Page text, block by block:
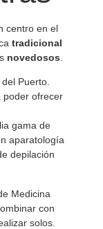
centro en el
tradicional
novedosos
Puerto.
poder ofrecer
gama de
aparatología
depilación
Medicina
con
solos.